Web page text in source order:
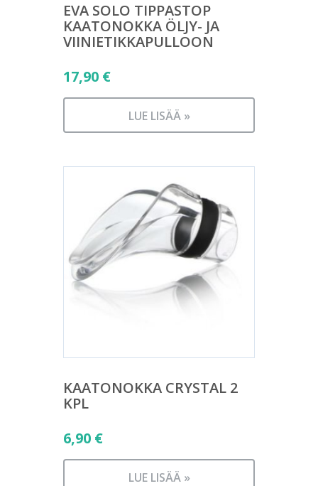
EVA SOLO TIPPASTOP
KAATONOKKA ÖLJY- JA
VIINIETIKKAPULLOON
17,90 €
LUE LISÄÄ »
KAATONOKKA CRYSTAL 2
KPL
6,90 €
LUE LISÄÄ »